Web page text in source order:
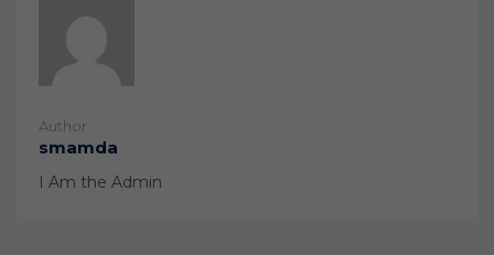
Author:
smamda
I Am the Admin